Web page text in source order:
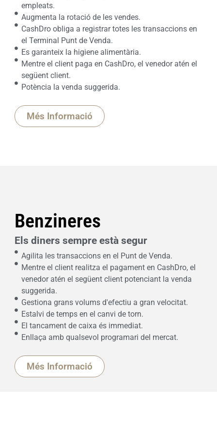
empleats.
Augmenta la rotació de les vendes.
CashDro obliga a registrar totes les transaccions en
el Terminal Punt de Venda.
Es garanteix la higiene alimentària.
Mentre el client paga en CashDro, el venedor atén el
següent client.
Potència la venda suggerida.
Més Informació
Benzineres
Els diners sempre està segur
Agilita les transaccions en el Punt de Venda.
Mentre el client realitza el pagament en CashDro, el
venedor atén el següent client potenciant la venda
suggerida.
Gestiona grans volums d'efectiu a gran velocitat.
Estalvi de temps en el canvi de torn.
El tancament de caixa és immediat.
Enllaça amb qualsevol programari del mercat.
Més Informació